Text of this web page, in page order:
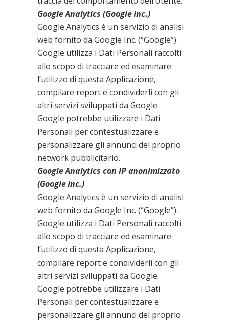
Google Analytics (Google Inc.)
Google Analytics è un servizio di analisi
web fornito da Google Inc. (“Google”).
Google utilizza i Dati Personali raccolti
allo scopo di tracciare ed esaminare
l’utilizzo di questa Applicazione,
compilare report e condividerli con gli
altri servizi sviluppati da Google.
Google potrebbe utilizzare i Dati
Personali per contestualizzare e
personalizzare gli annunci del proprio
network pubblicitario.
Google Analytics con IP anonimizzato
(Google Inc.)
Google Analytics è un servizio di analisi
web fornito da Google Inc. (“Google”).
Google utilizza i Dati Personali raccolti
allo scopo di tracciare ed esaminare
l’utilizzo di questa Applicazione,
compilare report e condividerli con gli
altri servizi sviluppati da Google.
Google potrebbe utilizzare i Dati
Personali per contestualizzare e
personalizzare gli annunci del proprio